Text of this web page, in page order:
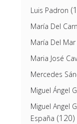
Luis Padron
María Del
María Del Mar
Maria José
Mercedes
Miguel Ángel
Miguel Angel
España (120)